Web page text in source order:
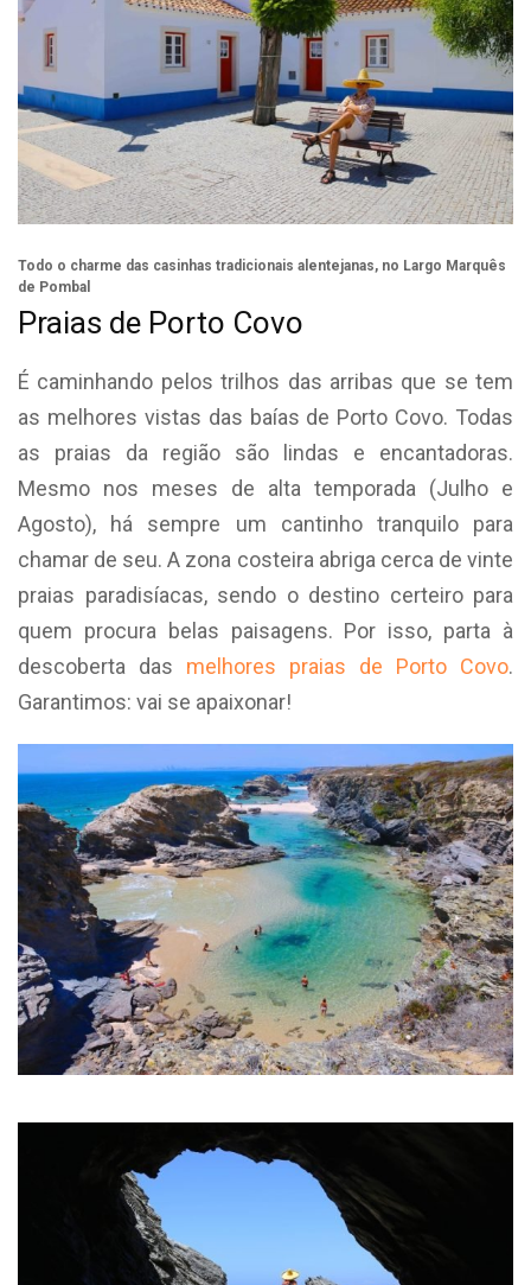
Todo o charme das casinhas tradicionais alentejanas, no Largo Marquês
de Pombal
Praias de Porto Covo
É caminhando pelos trilhos das arribas que se tem
as melhores vistas das baías de Porto Covo. Todas
as praias da região são lindas e encantadoras.
Mesmo nos meses de alta temporada (Julho e
Agosto), há sempre um cantinho tranquilo para
chamar de seu. A zona costeira abriga cerca de vinte
praias paradisíacas, sendo o destino certeiro para
quem procura belas paisagens. Por isso, parta à
descoberta das melhores praias de Porto Covo.
Garantimos: vai se apaixonar!